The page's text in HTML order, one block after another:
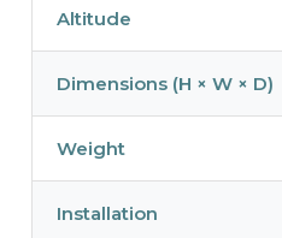
Altitude
Dimensions (H × W × D)
Weight
Installation
3.
Бид
3.1
Бид